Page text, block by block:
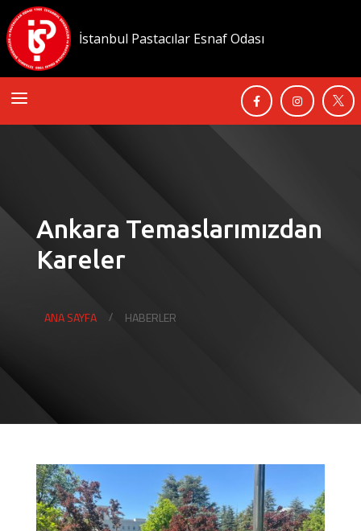
İstanbul Pastacılar Esnaf Odası
a   
Ankara Temaslarımızdan
Kareler
ANA SAYFA / HABERLER